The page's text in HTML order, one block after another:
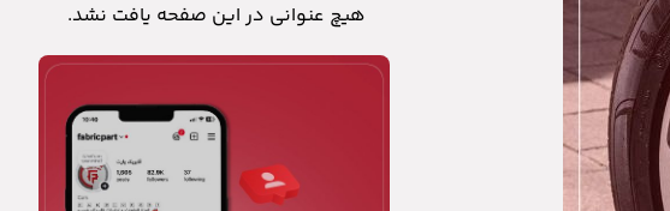
هیچ عنوانی در این صفحه یافت نشد.